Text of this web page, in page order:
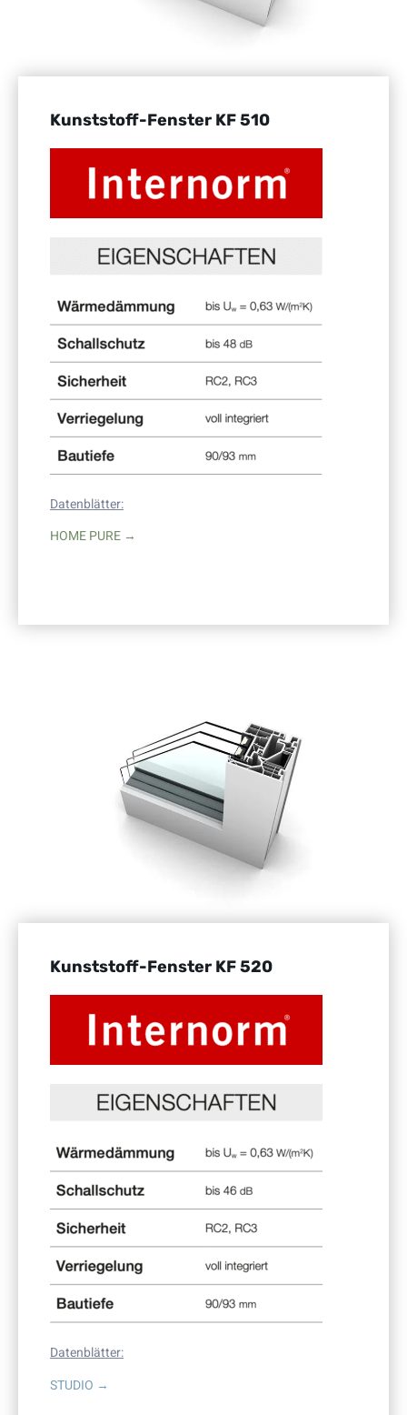
Kunststoff-Fenster KF 510
Datenblätter:
HOME PURE →
Kunststoff-Fenster KF 520
Datenblätter:
STUDIO →